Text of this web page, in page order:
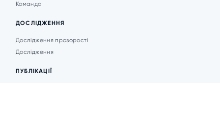
Команда
ДОСЛІДЖЕННЯ
Дослідження прозорості
Дослідження
ПУБЛІКАЦІЇ